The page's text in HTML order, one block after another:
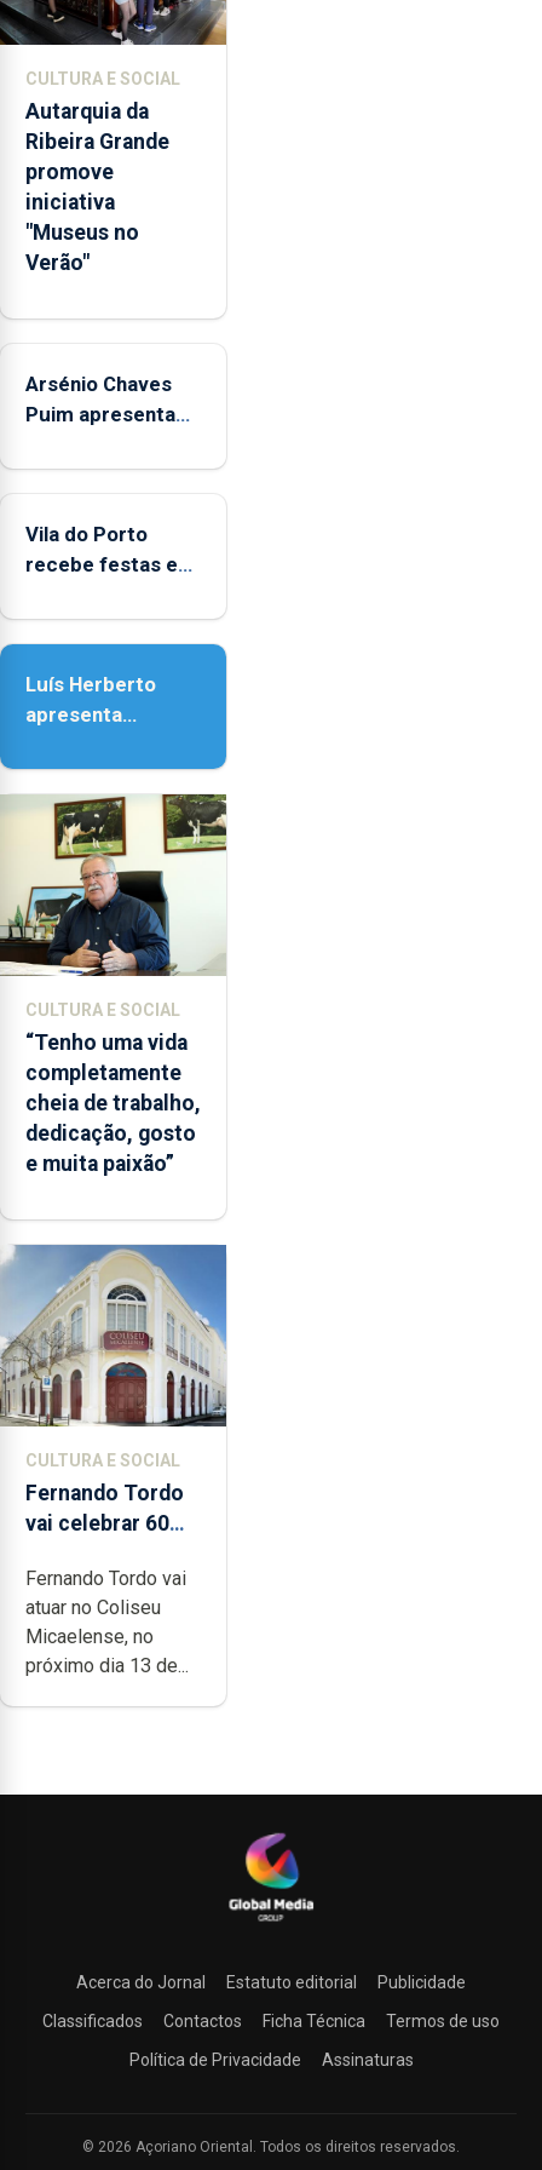
deve
na
criação
de
valor
e
"não
ficar
de
único
indicador
CULTURA E SOCIAL
Autarquia da
Ribeira Grande
promove
iniciativa
"Museus no
Verão"
Arsénio Chaves
Puim apresenta
Biblioteca de Vila
Vila do Porto
recebe festas em
Senhora da
Luís Herberto
apresenta
Paisagem’
CULTURA E SOCIAL
“Tenho uma vida
completamente
cheia de trabalho,
dedicação, gosto
e muita paixão”
CULTURA E SOCIAL
Fernando Tordo
vai celebrar 60
no Coliseu
Micaelense
Fernando Tordo vai
atuar no Coliseu
Micaelense, no
próximo dia 13 de...
Acerca do Jornal Estatuto editorial
Publicidade
Classificados
Contactos Ficha Técnica
Termos de uso
Política de Privacidade
Assinaturas
© 2026 Açoriano Oriental. Todos os direitos reservados.